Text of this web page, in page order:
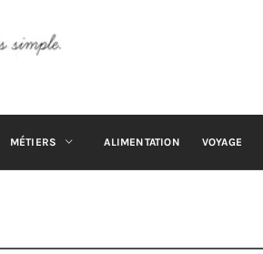
MÉTIERS ALIMENTATION VOYAGE